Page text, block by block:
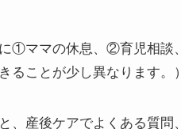
①ママの休息、②育児相談
ることが少し異なります。）
、産後ケアでよくある質